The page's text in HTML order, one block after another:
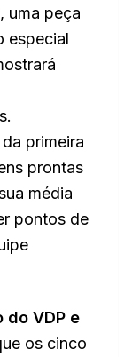
uma peça
especial
primeira
prontas
média
pontos de
do VDP e
os cinco